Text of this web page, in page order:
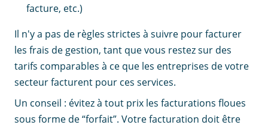
facture, etc.)
Il n'y a pas de règles strictes à suivre pour facturer
les frais de gestion, tant que vous restez sur des
tarifs comparables à ce que les entreprises de votre
secteur facturent pour ces services.
Un conseil : évitez à tout prix les facturations floues
sous forme de “forfait”. Votre facturation doit être